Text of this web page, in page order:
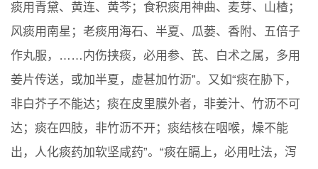
痰用青黛、黄连、黄芩；食积痰用神曲、麦芽、山楂；
风痰用南星；老痰用海石、半夏、瓜蒌、香附、五倍子
作丸服，……内伤挟痰，必用参、芪、白术之属，多用
姜片传送，或加半夏，虚甚加竹沥”。又如“痰在胁下，
非白芥子不能达；痰在皮里膜外者，非姜汁、竹沥不可
达；痰在四肢，非竹沥不开；痰结核在咽喉，燥不能
出，人化痰药加软坚咸药”。“痰在膈上，必用吐法，泻